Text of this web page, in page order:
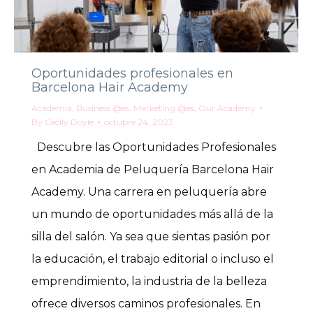
Oportunidades profesionales en
Barcelona Hair Academy
Academia, Business @es, Marketing @es, Our Academy
By Cecily Doyle octubre 24, 2023
Descubre las Oportunidades Profesionales
en Academia de Peluquería Barcelona Hair
Academy. Una carrera en peluquería abre
un mundo de oportunidades más allá de la
silla del salón. Ya sea que sientas pasión por
la educación, el trabajo editorial o incluso el
emprendimiento, la industria de la belleza
ofrece diversos caminos profesionales. En